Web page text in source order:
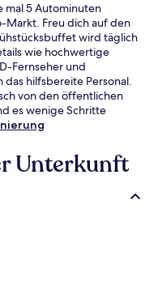
mal 5 Autominuten
Markt. Freu dich auf den
wird täglich
wie hochwertige
Fernseher und
das hilfsbereite Personal.
von den öffentlichen
es wenige Schritte
Faria Guimarães).
Unterkunft